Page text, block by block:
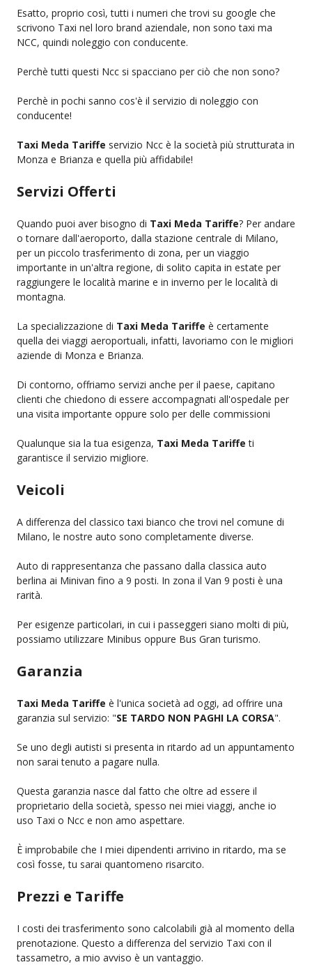
Esatto, proprio così, tutti i numeri che trovi su google che
scrivono Taxi nel loro brand aziendale, non sono taxi ma
NCC, quindi noleggio con conducente.
Perchè tutti questi Ncc si spacciano per ciò che non sono?
Perchè in pochi sanno cos'è il servizio di noleggio con
conducente!
Taxi Meda Tariffe servizio Ncc è la società più strutturata in
Monza e Brianza e quella più affidabile!
Servizi Offerti
Quando puoi aver bisogno di Taxi Meda Tariffe? Per andare
o tornare dall'aeroporto, dalla stazione centrale di Milano,
per un piccolo trasferimento di zona, per un viaggio
importante in un'altra regione, di solito capita in estate per
raggiungere le località marine e in inverno per le località di
montagna.
La specializzazione di Taxi Meda Tariffe è certamente
quella dei viaggi aeroportuali, infatti, lavoriamo con le migliori
aziende di Monza e Brianza.
Di contorno, offriamo servizi anche per il paese, capitano
clienti che chiedono di essere accompagnati all'ospedale per
una visita importante oppure solo per delle commissioni
Qualunque sia la tua esigenza, Taxi Meda Tariffe ti
garantisce il servizio migliore.
Veicoli
A differenza del classico taxi bianco che trovi nel comune di
Milano, le nostre auto sono completamente diverse.
Auto di rappresentanza che passano dalla classica auto
berlina ai Minivan fino a 9 posti. In zona il Van 9 posti è una
rarità.
Per esigenze particolari, in cui i passeggeri siano molti di più,
possiamo utilizzare Minibus oppure Bus Gran turismo.
Garanzia
Taxi Meda Tariffe è l'unica società ad oggi, ad offrire una
garanzia sul servizio: "SE TARDO NON PAGHI LA CORSA".
Se uno degli autisti si presenta in ritardo ad un appuntamento
non sarai tenuto a pagare nulla.
Questa garanzia nasce dal fatto che oltre ad essere il
proprietario della società, spesso nei miei viaggi, anche io
uso Taxi o Ncc e non amo aspettare.
È improbabile che I miei dipendenti arrivino in ritardo, ma se
così fosse, tu sarai quantomeno risarcito.
Prezzi e Tariffe
I costi dei trasferimento sono calcolabili già al momento della
prenotazione. Questo a differenza del servizio Taxi con il
tassametro, a mio avviso è un vantaggio.